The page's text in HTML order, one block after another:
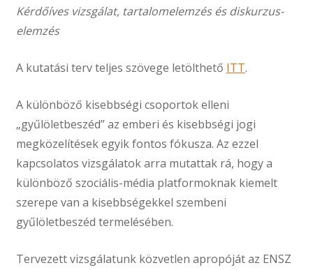
Kérdőíves vizsgálat, tartalomelemzés és diskurzus-
elemzés
A kutatási terv teljes szövege letölthető ITT.
A különböző kisebbségi csoportok elleni
„gyűlöletbeszéd” az emberi és kisebbségi jogi
megközelítések egyik fontos fókusza. Az ezzel
kapcsolatos vizsgálatok arra mutattak rá, hogy a
különböző szociális-média platformoknak kiemelt
szerepe van a kisebbségekkel szembeni
gyűlöletbeszéd termelésében.
Tervezett vizsgálatunk közvetlen apropóját az ENSZ